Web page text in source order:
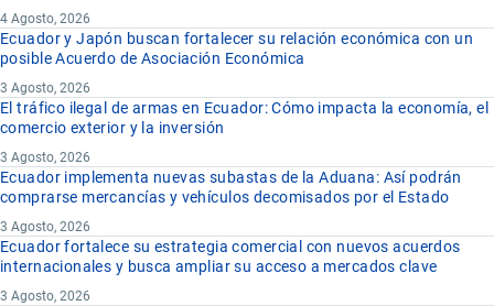
4 Agosto, 2026
Ecuador y Japón buscan fortalecer su relación económica con un
posible Acuerdo de Asociación Económica
3 Agosto, 2026
El tráfico ilegal de armas en Ecuador: Cómo impacta la economía, el
comercio exterior y la inversión
3 Agosto, 2026
Ecuador implementa nuevas subastas de la Aduana: Así podrán
comprarse mercancías y vehículos decomisados por el Estado
3 Agosto, 2026
Ecuador fortalece su estrategia comercial con nuevos acuerdos
internacionales y busca ampliar su acceso a mercados clave
3 Agosto, 2026